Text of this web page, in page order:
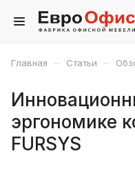
Главная – Статьи –
эргономике
FURSYS